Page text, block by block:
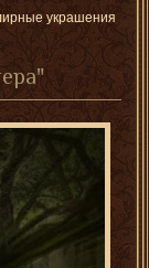
украшения